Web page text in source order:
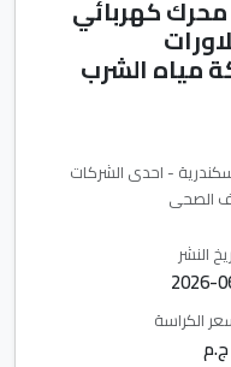
تنفيذ عمليات توريد عدد 2 محرك كهربائي
مياه الشرب
- احدى الشركات
الصحى
النشر
2026-
الكراسة